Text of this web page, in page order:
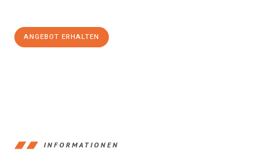
ANGEBOT ERHALTEN
INFORMATIONEN